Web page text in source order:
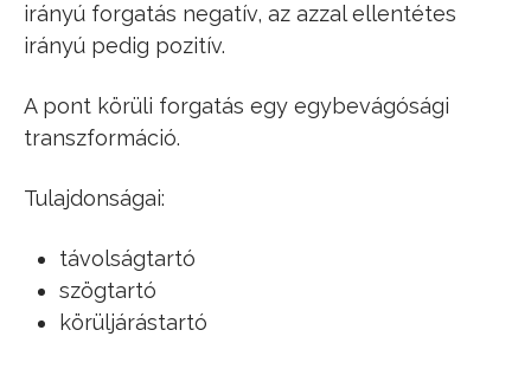
irányú forgatás negatív, az azzal ellentétes
irányú pedig pozitív.
A pont körüli forgatás egy egybevágósági
transzformáció.
Tulajdonságai:
távolságtartó
szögtartó
körüljárástartó